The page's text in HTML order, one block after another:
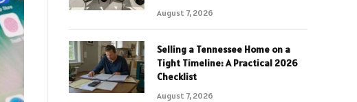
August 7, 2026
Selling a Tennessee Home on a
Tight Timeline: A Practical 2026
Checklist
August 7, 2026